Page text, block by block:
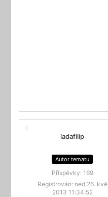
ladafilip
Autor tematu
Příspěvky: 169
Registrován: ned 26. kvě
2013 11:34:52